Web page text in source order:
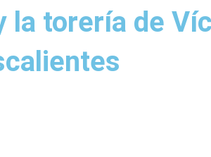
la torería de